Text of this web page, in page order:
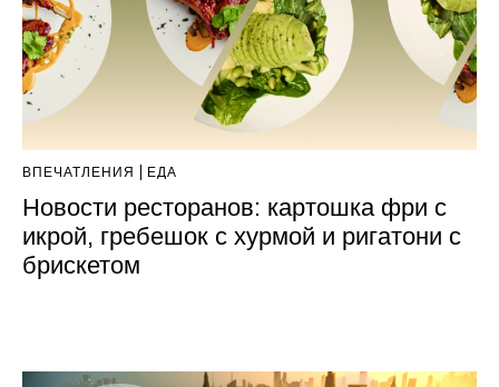
ВПЕЧАТЛЕНИЯ ЕДА
Новости ресторанов: картошка фри с
икрой, гребешок с хурмой и ригатони с
брискетом